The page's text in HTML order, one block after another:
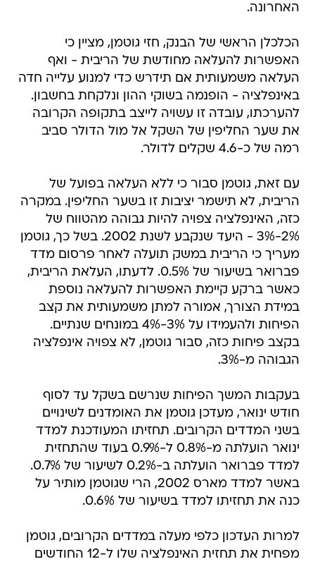
האחרונה.
הכלכלן הראשי של הבנק, חזי גוטמן, מציין כי
האפשרות להעלאה מחודשת של הריבית - ואף
העלאה משמעותית אם תידרש כדי למנוע עלייה חדה
באינפלציה - הופנמה בשוקי ההון ונלקחת בחשבון.
להערכתו, עובדה זו עשויה לייצב בתקופה הקרובה
את שער החליפין של השקל אל מול הדולר סביב
רמה של כ-4.6 שקלים לדולר.
עם זאת, גוטמן סבור כי ללא העלאה בפועל של
הריבית, לא תישמר יציבות זו בשער החליפין. במקרה
כזה, האינפלציה צפויה להיות גבוהה מהטווח של
2%-3% - היעד שנקבע לשנת 2002. בשל כך, גוטמן
מעריך כי הריבית במשק תועלה לאחר פרסום מדד
פברואר בשיעור של 0.5%. לדעתו, העלאת הריבית,
כאשר ברקע קיימת האפשרות להעלאה נוספת
במידת הצורך, אמורה למתן משמעותית את קצב
הפיחות ולהעמידו על 3%-4% במונחים שנתיים.
בקצב פיחות כזה, סבור גוטמן, לא צפויה אינפלציה
הגבוהה מ-3%.
בעקבות המשך הפיחות שנרשם בשקל עד לסוף
חודש ינואר, מעדכן גוטמן את האומדנים לשינויים
בשני המדדים הקרובים. תחזיתו המעודכנת למדד
ינואר הועלתה מ-0.8% ל-0.9% בעוד שהתחזית
למדד פברואר הועלתה ב-0.2% לשיעור של 0.7%.
באשר למדד מארס 2002, הרי שגוטמן מותיר על
כנה את תחזיתו למדד בשיעור של 0.6%.
למרות העדכון כלפי מעלה במדדים הקרובים, גוטמן
מפחית את תחזית האינפלציה שלו ל-12 החודשים